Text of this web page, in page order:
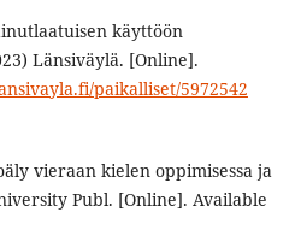
käyttöön
Länsiväylä. [Online].
paikalliset/5972542
vieraan kielen oppimisessa ja
Publ. [Online]. Available